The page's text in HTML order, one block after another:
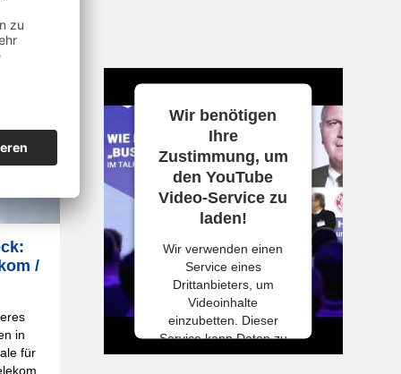
/
in
für
Wir benötigen
Ihre
Zustimmung, um
den YouTube
Video-Service zu
laden!
Wir verwenden einen
Service eines
Drittanbieters, um
Videoinhalte
einzubetten. Dieser
Service kann Daten zu
Ihren Aktivitäten